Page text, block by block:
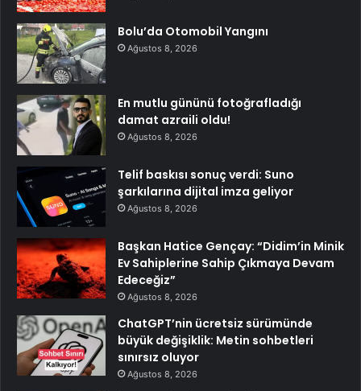
Bolu’da Otomobil Yangını
Ağustos 8, 2026
En mutlu gününü fotoğrafladığı
damat azraili oldu!
Ağustos 8, 2026
Telif baskısı sonuç verdi: Suno
şarkılarına dijital imza geliyor
Ağustos 8, 2026
Başkan Hatice Gençay: “Didim’in Minik
Ev Sahiplerine Sahip Çıkmaya Devam
Edeceğiz”
Ağustos 8, 2026
ChatGPT’nin ücretsiz sürümünde
büyük değişiklik: Metin sohbetleri
sınırsız oluyor
Ağustos 8, 2026